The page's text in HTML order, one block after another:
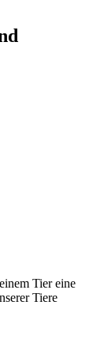
Tier eine
Tiere